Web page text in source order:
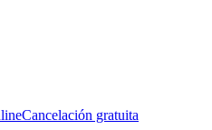
Cancelación gratuita